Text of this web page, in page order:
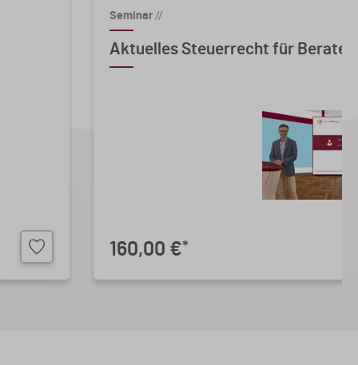
Seminar//
Aktuelles Steuerrecht für Berater
160,00 €*